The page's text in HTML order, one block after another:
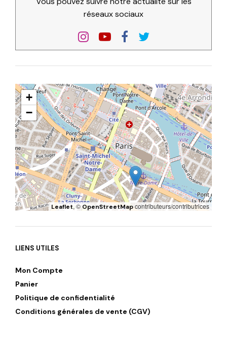
réseaux sociaux
+
−
Leaflet, ©OpenStreetMapcontributeurs/contributrices
LIENS UTILES
Mon Compte
Panier
Politique de confidentialité
Conditions générales de vente (CGV)